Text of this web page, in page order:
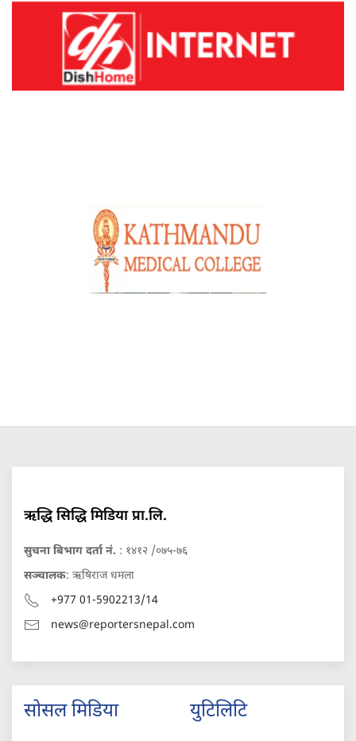
ऋद्धि सिद्धि मिडिया प्रा.लि.
सुचना बिभाग दर्ता नं. : १४१२ /०७५-७६
सञ्चालक: ऋषिराज धमला
+977 01-5902213/14
news@reportersnepal.com
सोसल मिडिया युटिलिटि